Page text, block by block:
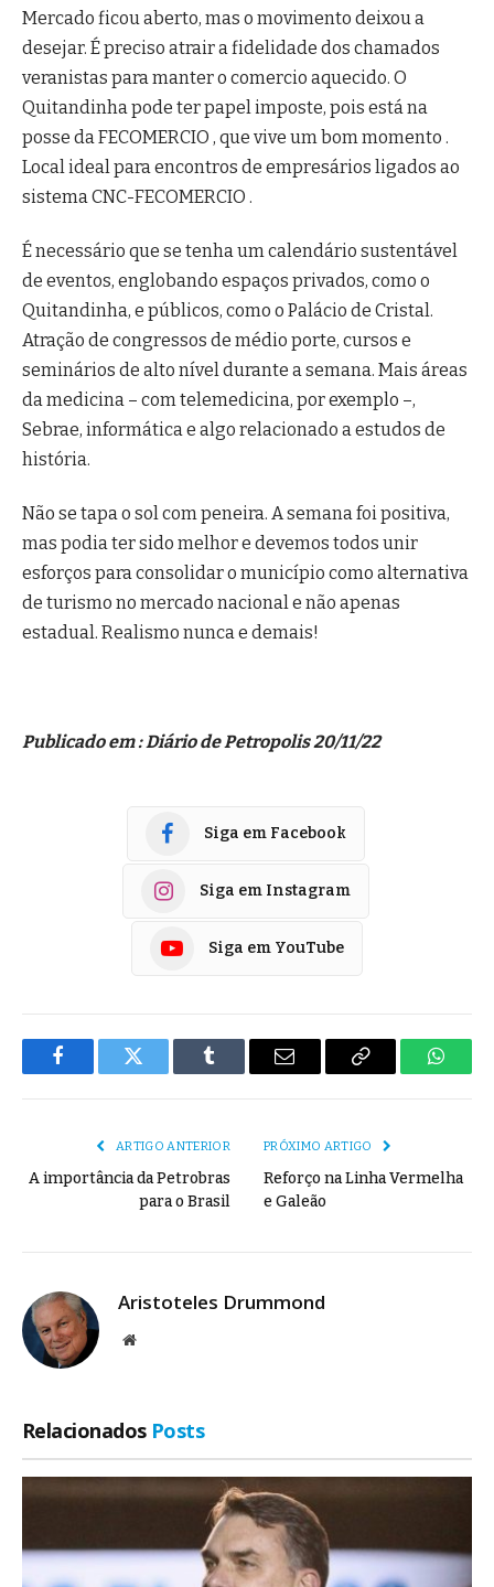
Mercado ficou aberto, mas o movimento deixou a
desejar. É preciso atrair a fidelidade dos chamados
veranistas para manter o comercio aquecido. O
Quitandinha pode ter papel imposte, pois está na
posse da FECOMERCIO , que vive um bom momento .
Local ideal para encontros de empresários ligados ao
sistema CNC-FECOMERCIO .
É necessário que se tenha um calendário sustentável
de eventos, englobando espaços privados, como o
Quitandinha, e públicos, como o Palácio de Cristal.
Atração de congressos de médio porte, cursos e
seminários de alto nível durante a semana. Mais áreas
da medicina – com telemedicina, por exemplo –,
Sebrae, informática e algo relacionado a estudos de
história.
Não se tapa o sol com peneira. A semana foi positiva,
mas podia ter sido melhor e devemos todos unir
esforços para consolidar o município como alternativa
de turismo no mercado nacional e não apenas
estadual. Realismo nunca e demais!
Publicado em : Diário de Petropolis 20/11/22
Siga em Facebook
Siga em Instagram
Siga em YouTube
FacebookTwitter Tumblr
E-
Copiar
ARTIGO ANTERIOR
A importância da Petrobras
para o Brasil
PRÓXIMO ARTIGO
Reforço na Linha Vermelha
e Galeão
Aristoteles Drummond
Site
Relacionados Posts